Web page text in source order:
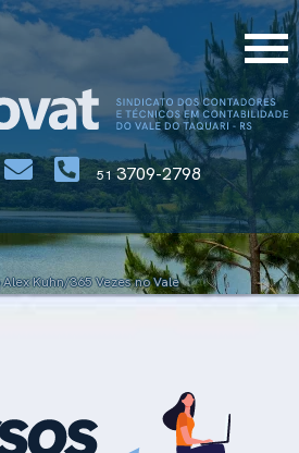
513709-2798
Kuhn/365 Vezes no Vale